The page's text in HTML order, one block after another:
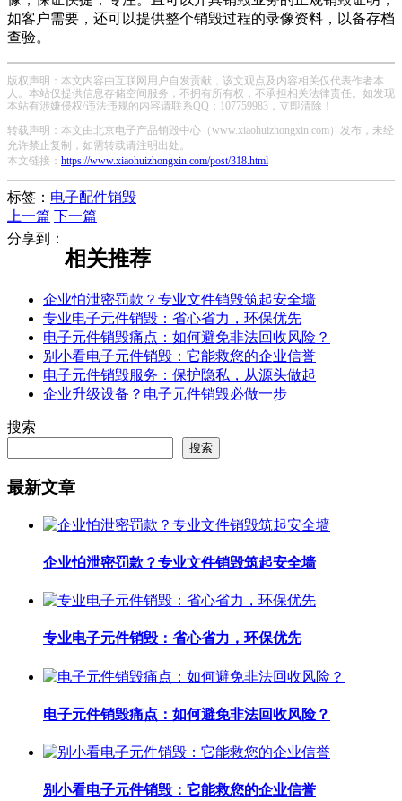
如客户需要，还可以提供整个销毁过程的录像资料，以备存档
查验。
版权声明：本文内容由互联网用户自发贡献，该文观点及内容相关仅代表作者本
人。本站仅提供信息存储空间服务，不拥有所有权，不承担相关法律责任。如发现
本站有涉嫌侵权/违法违规的内容请联系QQ：107759983，立即清除！
转载声明：本文由北京电子产品销毁中心（www.xiaohuizhongxin.com）发布，未经
允许禁止复制，如需转载请注明出处。
本文链接： https://www.xiaohuizhongxin.com/post/318.html
标签： 电子配件销毁
上一篇 下一篇
分享到：
相关推荐
企业怕泄密罚款？专业文件销毁筑起安全墙
专业电子元件销毁：省心省力，环保优先
电子元件销毁痛点：如何避免非法回收风险？
别小看电子元件销毁：它能救您的企业信誉
电子元件销毁服务：保护隐私，从源头做起
企业升级设备？电子元件销毁必做一步
搜索
搜索
最新文章
企业怕泄密罚款？专业文件销毁筑起安全墙
专业电子元件销毁：省心省力，环保优先
电子元件销毁痛点：如何避免非法回收风险？
别小看电子元件销毁：它能救您的企业信誉